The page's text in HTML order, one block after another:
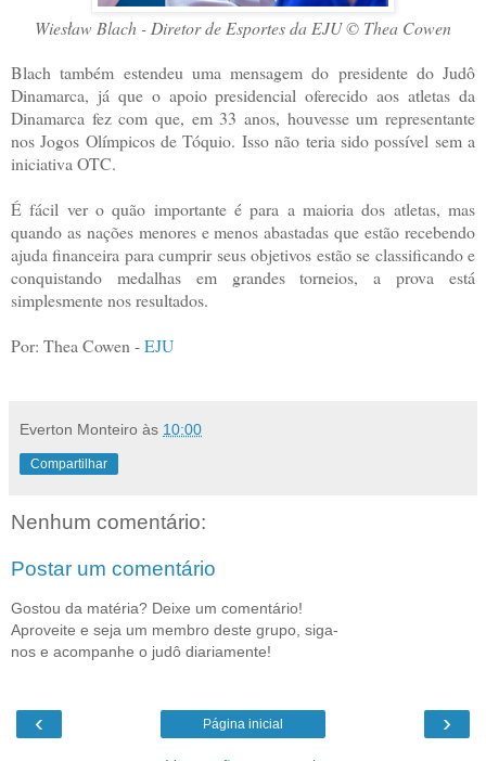
Wiesław Blach - Diretor de Esportes da EJU © Thea Cowen
Blach também estendeu uma mensagem do presidente do Judô
Dinamarca, já que o apoio presidencial oferecido aos atletas da
Dinamarca fez com que, em 33 anos, houvesse um representante
nos Jogos Olímpicos de Tóquio. Isso não teria sido possível sem a
iniciativa OTC.
É fácil ver o quão importante é para a maioria dos atletas, mas
quando as nações menores e menos abastadas que estão recebendo
ajuda financeira para cumprir seus objetivos estão se classificando e
conquistando medalhas em grandes torneios, a prova está
simplesmente nos resultados.
Por: Thea Cowen -EJU
Everton Monteiro às 10:00
Compartilhar
Nenhum comentário:
Postar um comentário
Gostou da matéria? Deixe um comentário!
Aproveite e seja um membro deste grupo, siga-
nos e acompanhe o judô diariamente!
‹ ›
Página inicial